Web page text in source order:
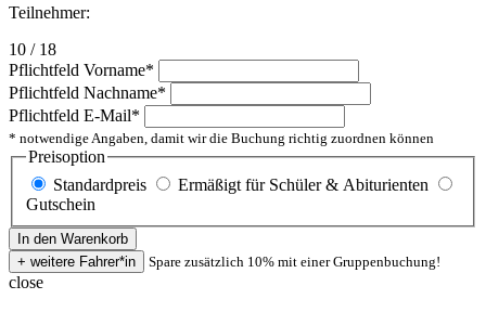
Teilnehmer:
10 / 18
Pflichtfeld Vorname*
Pflichtfeld Nachname*
Pflichtfeld E-Mail*
* notwendige Angaben, damit wir die Buchung richtig zuordnen können
Preisoption
Standardpreis
Ermäßigt für Schüler & Abiturienten
Gutschein
Spare zusätzlich 10% mit einer Gruppenbuchung!
close